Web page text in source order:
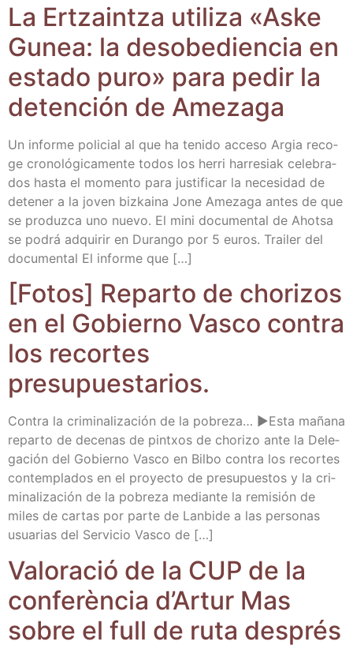
La Ertzain­tza uti­li­za «Aske
Gunea: la des­obe­dien­cia en
esta­do puro» para pedir la
deten­ción de Amezaga
Un infor­me poli­cial al que ha teni­do acce­so Argia reco­
ge cro­no­ló­gi­ca­men­te todos los herri harre­siak cele­bra­
dos has­ta el momen­to para jus­ti­fi­car la nece­si­dad de
dete­ner a la joven biz­kai­na Jone Ame­za­ga antes de que
se pro­duz­ca uno nue­vo. El mini docu­men­tal de Ahot­sa
se podrá adqui­rir en Duran­go por 5 euros. Trai­ler del
docu­men­tal El infor­me que […]
[Fotos] Repar­to de cho­ri­zos
en el Gobierno Vas­co con­tra
los recor­tes
presupuestarios.
Con­tra la cri­mi­na­li­za­ción de la pobre­za… ►Esta maña­na
repar­to de dece­nas de pintxos de cho­ri­zo ante la Dele­
ga­ción del Gobierno Vas­co en Bil­bo con­tra los recor­tes
con­tem­pla­dos en el pro­yec­to de pre­su­pues­tos y la cri­
mi­na­li­za­ción de la pobre­za median­te la remi­sión de
miles de car­tas por par­te de Lan­bi­de a las per­so­nas
usua­rias del Ser­vi­cio Vas­co de […]
Valo­ra­ció de la CUP de la
con­fe­rèn­cia d’Ar­tur Mas
sobre el full de ruta des­prés